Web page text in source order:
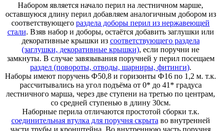
Набором является начало перил на лестничном марше,
оставшуюся длину перил добавляем аналогичным добором из
соответствующего раздела доборы перил из нержавеющей
стали. Взяв набор и доборы, остаётся добавить заглушки или
декоративные крышки из соответствующего раздела
(заглушки, декоративные крышки), если поручни не
замкнуты. В случае завязывания поручней у перил посещаем
раздел (повороты, отводы, шарниры, фитинги).
Наборы имеют поручень Ф50,8 и горизонты Ф16 по 1,2 м. т.к.
рассчитывались на угол подъёма от 0* до 41* градуса
лестничного марша, через две ступени на третью по центрам,
со средней ступенью в длину 30см.
Наборные перила отличаются простотой сборки т.к.
соединительная втулка для поручня скрыта во внутренней
части трубы и кронштейна. Во внутреннюю часть поручня